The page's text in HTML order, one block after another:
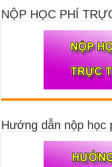
NỘP HỌC PHÍ
Hướng dẫn nộp học